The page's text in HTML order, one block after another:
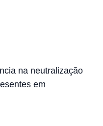
na neutralização
em